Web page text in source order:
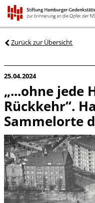
Zurück zur Übersicht
25.04.2024
„...ohne jede
Rückkehr“.
Sammelorte